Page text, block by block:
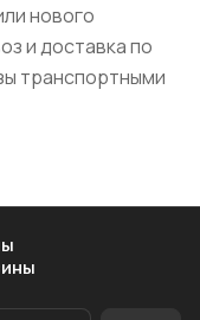
нового
и доставка по
транспортными